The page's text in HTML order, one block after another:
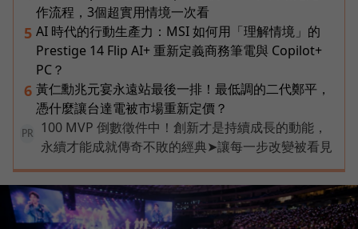
作流程，3個超實用情境一次看
5 AI 時代的行動生產力：MSI 如何用「理解情境」的
Prestige 14 Flip AI+ 重新定義商務筆電與 Copilot+
PC？
6 黃仁勳兆元宴永遠站最後一排！最低調的二代鄭平，
憑什麼讓台達電被市場重新定價？
PR
100 MVP 倒數徵件中！創新才是持續成長的動能，
永續才能成就傳奇不敗的經典➤讓每一步改變被看見